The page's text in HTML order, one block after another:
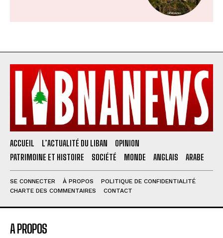
ACCUEIL L’ACTUALITÉ DU LIBAN
OPINION
PATRIMOINE ET HISTOIRE
SOCIÉTÉ MONDE ANGLAIS ARABE
SE CONNECTER À PROPOS
POLITIQUE DE CONFIDENTIALITÉ
CHARTE DES COMMENTAIRES
CONTACT
A PROPOS